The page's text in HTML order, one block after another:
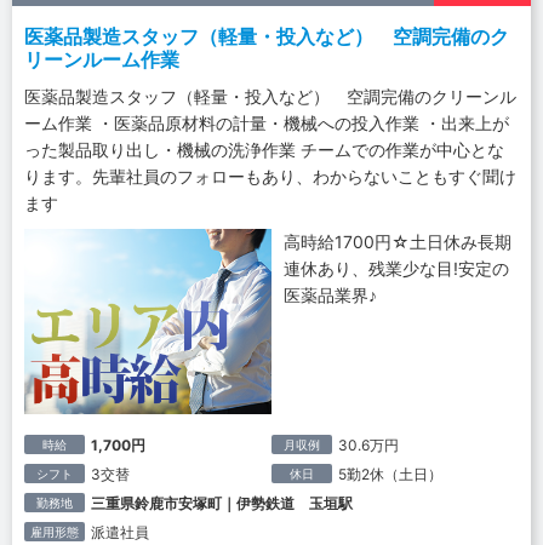
医薬品製造スタッフ（軽量・投入など） 空調完備のク
リーンルーム作業
医薬品製造スタッフ（軽量・投入など） 空調完備のクリーンル
ーム作業 ・医薬品原材料の計量・機械への投入作業 ・出来上が
った製品取り出し・機械の洗浄作業 チームでの作業が中心とな
ります。先輩社員のフォローもあり、わからないこともすぐ聞け
ます
高時給1700円☆土日休み長期
連休あり、残業少な目!安定の
医薬品業界♪
時給 1,700円 月収例 30.6万円
シフト 3交替 休日 5勤2休（土日）
勤務地 三重県鈴鹿市安塚町｜伊勢鉄道 玉垣駅
雇用形態 派遣社員